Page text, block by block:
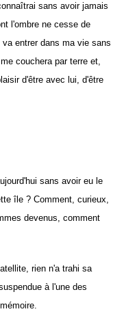
sans avoir jamais
l'ombre ne cesse de
entrer dans ma vie sans
couchera par terre et,
d'être avec lui, d'être
sans avoir eu le
île ? Comment, curieux,
devenus, comment
rien n'a trahi sa
à l'une des